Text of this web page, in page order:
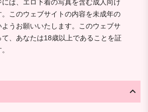
は、エロ下着の写真を含む成人向け
このウェブサイトの内容を未成年の
うお願いいたします。このウェブサ
、あなたは18歳以上であることを証